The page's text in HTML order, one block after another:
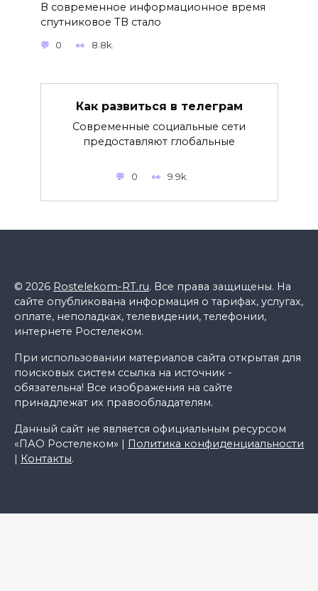
В современное информационное время
спутниковое ТВ стало
0 8.8k.
Как развиться в телеграм
Современные социальные сети
предоставляют глобальные
0 9.9k.
© 2026 Rostelekom-RT.ru. Все права защищены. На
сайте опубликована информация о тарифах, услугах,
оплате, неполадках, телевидении, телефонии,
интернете Ростелеком.
При использовании материалов сайта открытая для
поисковых систем ссылка на источник -
обязательна! Все изображения на сайте
принадлежат их правообладателям.
Данный сайт не является официальным ресурсом
«ПАО Ростелеком» | Политика конфиденциальности
| Контакты.